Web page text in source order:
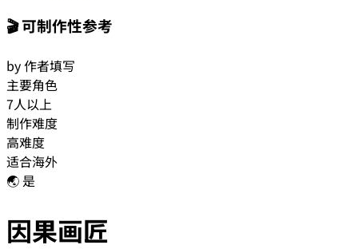
🎬 可制作性参考
by 作者填写
主要角色
7人以上
制作难度
高难度
适合海外
🌏 是
因果画匠